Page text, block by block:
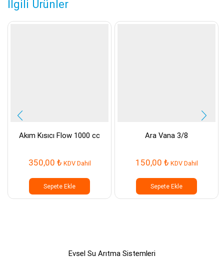
İlgili Ürünler
Akım Kısıcı Flow 1000 cc
350,00 ₺ KDV Dahil
Sepete Ekle
Ara Vana 3/8
150,00 ₺ KDV Dahil
Sepete Ekle
Evsel Su Arıtma Sistemleri